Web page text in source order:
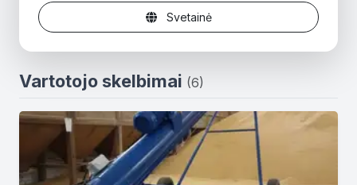
Svetainė
Vartotojo skelbimai (6)